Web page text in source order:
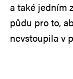
a také jedním
půdu pro to,
nevstoupila v